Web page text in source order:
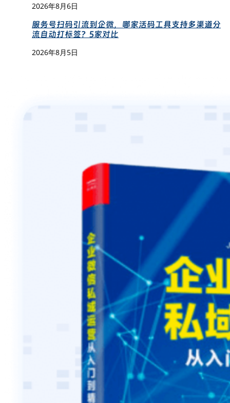
2026年8月6日
服务号扫码引流到企微，哪家活码工具支持多渠道分
流自动打标签？5家对比
2026年8月5日